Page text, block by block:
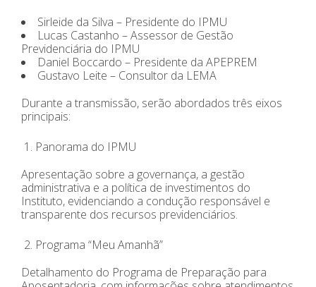
Sirleide da Silva – Presidente do IPMU
Lucas Castanho – Assessor de Gestão
Previdenciária do IPMU
Daniel Boccardo – Presidente da APEPREM
Gustavo Leite – Consultor da LEMA
Durante a transmissão, serão abordados três eixos
principais:
Panorama do IPMU
Apresentação sobre a governança, a gestão
administrativa e a política de investimentos do
Instituto, evidenciando a condução responsável e
transparente dos recursos previdenciários.
Programa “Meu Amanhã”
Detalhamento do Programa de Preparação para